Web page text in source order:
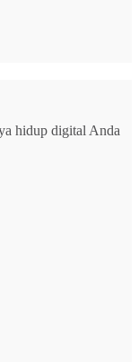
hidup digital Anda